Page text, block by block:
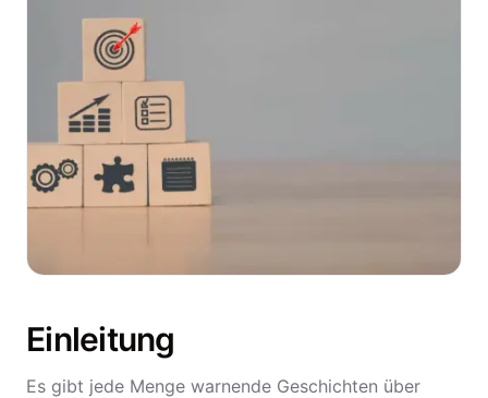
Einleitung
Es gibt jede Menge warnende Geschichten über